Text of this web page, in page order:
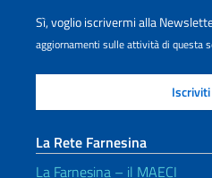
Sì, voglio iscrivermi alla
aggiornamenti sulle attività di questa
La Rete Farnesina
La Farnesina – il MAECI